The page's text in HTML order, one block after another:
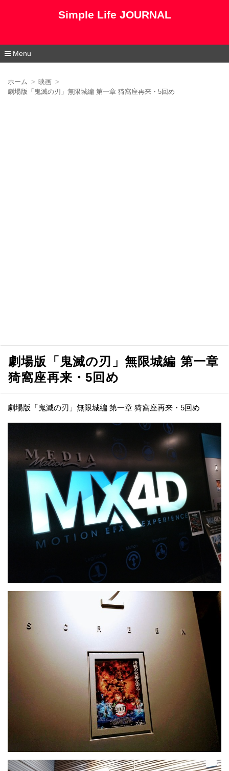
Simple Life JOURNAL
Menu
ホーム
映画
劇場版「鬼滅の刃」無限城編 第一章 猗窩座再来・5回め
劇場版「鬼滅の刃」無限城編 第一章
猗窩座再来・5回め
劇場版「鬼滅の刃」無限城編 第一章 猗窩座再来・5回め